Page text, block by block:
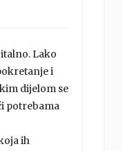
Lako
i
dijelom se
potrebama
ih